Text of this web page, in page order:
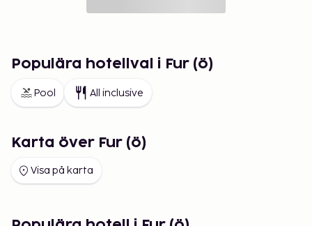
Populära hotellval i Fur (ö)
Pool All inclusive
Karta över Fur (ö)
Visa på karta